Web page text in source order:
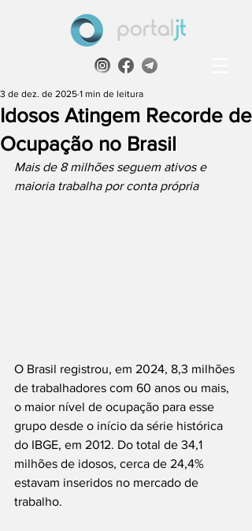
Idosos Atingem Recorde de
Ocupação no Brasil
3 de dez. de 2025 1 min de leitura
Mais de 8 milhões seguem ativos e
maioria trabalha por conta própria
O Brasil registrou, em 2024, 8,3 milhões
de trabalhadores com 60 anos ou mais,
o maior nível de ocupação para esse
grupo desde o início da série histórica
do IBGE, em 2012. Do total de 34,1
milhões de idosos, cerca de 24,4%
estavam inseridos no mercado de
trabalho.